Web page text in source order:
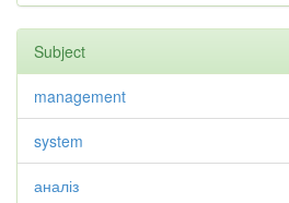
Subject
management
system
аналіз